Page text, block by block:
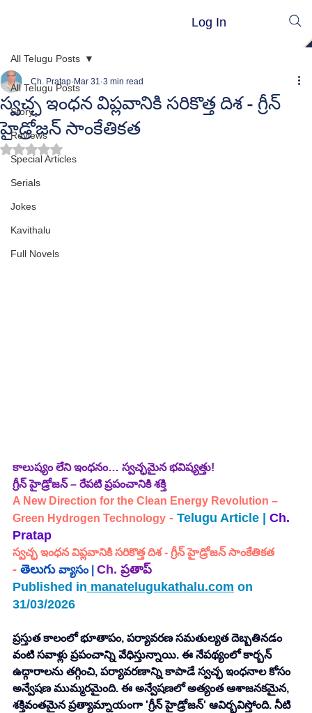
Log In
All Telugu Posts
Story
Reviews
Special Articles
Serials
Jokes
Kavithalu
Full Novels
All Telugu Posts
స్వచ్ఛ ఇంధన విప్లవానికి సరికొత్త దిశ - గ్రీన్
హైడ్రోజన్ సాంకేతికత
Ch. Pratap Mar 31 3 min read
Rated NaN out of 5 stars.
కాలుష్యం లేని ఇంధనం… స్వచ్ఛమైన భవిష్యత్తు!
గ్రీన్ హైడ్రోజన్ – రేపటి ప్రపంచానికి శక్తి
A New Direction for the Clean Energy Revolution –
Green Hydrogen Technology - Telugu Article | Ch.
Pratap
స్వచ్ఛ ఇంధన విప్లవానికి సరికొత్త దిశ - గ్రీన్ హైడ్రోజన్ సాంకేతికత
- తెలుగు వ్యాసం | Ch. ప్రతాప్
Published in manatelugukathalu.com on
31/03/2026
ప్రస్తుత కాలంలో భూతాపం, పర్యావరణ సమతుల్యత దెబ్బతినడం
వంటి సవాళ్లు ప్రపంచాన్ని వేధిస్తున్నాయి. ఈ నేపథ్యంలో కార్బన్
ఉద్గారాలను తగ్గించి, పర్యావరణాన్ని కాపాడే స్వచ్ఛ ఇంధనాల కోసం
అన్వేషణ ముమ్మరమైంది. ఈ అన్వేషణలో అత్యంత ఆశాజనకమైన,
శక్తివంతమైన ప్రత్యామ్నాయంగా 'గ్రీన్ హైడ్రోజన్' ఆవిర్భవిస్తోంది. నీటి